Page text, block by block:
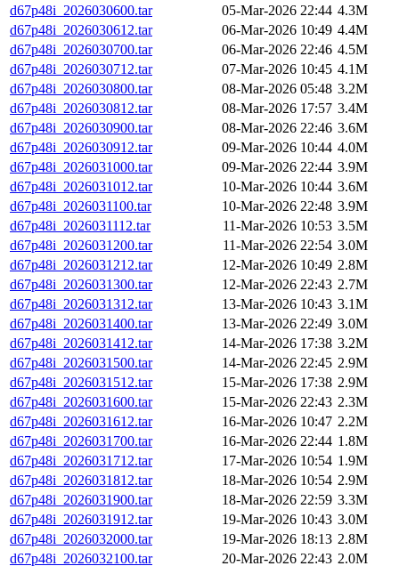
d67p48i_2026030600.tar
05-Mar-2026 22:44 4.3M
d67p48i_2026030612.tar
06-Mar-2026 10:49 4.4M
d67p48i_2026030700.tar
06-Mar-2026 22:46 4.5M
d67p48i_2026030712.tar
07-Mar-2026 10:45 4.1M
d67p48i_2026030800.tar
08-Mar-2026 05:48 3.2M
d67p48i_2026030812.tar
08-Mar-2026 17:57 3.4M
d67p48i_2026030900.tar
08-Mar-2026 22:46 3.6M
d67p48i_2026030912.tar
09-Mar-2026 10:44 4.0M
d67p48i_2026031000.tar
09-Mar-2026 22:44 3.9M
d67p48i_2026031012.tar
10-Mar-2026 10:44 3.6M
d67p48i_2026031100.tar
10-Mar-2026 22:48 3.9M
d67p48i_2026031112.tar
11-Mar-2026 10:53 3.5M
d67p48i_2026031200.tar
11-Mar-2026 22:54 3.0M
d67p48i_2026031212.tar
12-Mar-2026 10:49 2.8M
d67p48i_2026031300.tar
12-Mar-2026 22:43 2.7M
d67p48i_2026031312.tar
13-Mar-2026 10:43 3.1M
d67p48i_2026031400.tar
13-Mar-2026 22:49 3.0M
d67p48i_2026031412.tar
14-Mar-2026 17:38 3.2M
d67p48i_2026031500.tar
14-Mar-2026 22:45 2.9M
d67p48i_2026031512.tar
15-Mar-2026 17:38 2.9M
d67p48i_2026031600.tar
15-Mar-2026 22:43 2.3M
d67p48i_2026031612.tar
16-Mar-2026 10:47 2.2M
d67p48i_2026031700.tar
16-Mar-2026 22:44 1.8M
d67p48i_2026031712.tar
17-Mar-2026 10:54 1.9M
d67p48i_2026031812.tar
18-Mar-2026 10:54 2.9M
d67p48i_2026031900.tar
18-Mar-2026 22:59 3.3M
d67p48i_2026031912.tar
19-Mar-2026 10:43 3.0M
d67p48i_2026032000.tar
19-Mar-2026 18:13 2.8M
d67p48i_2026032100.tar
20-Mar-2026 22:43 2.0M